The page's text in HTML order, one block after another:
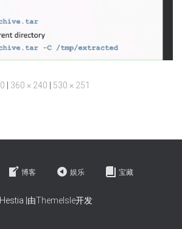
360 × 240 530 × 251
博客 娱乐 宝藏
Hestia |由ThemeIsle开发